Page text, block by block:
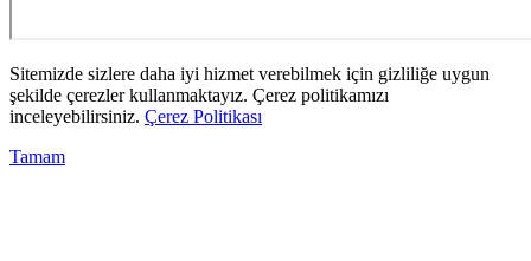
Sitemizde sizlere daha iyi hizmet verebilmek için gizliliğe uygun
şekilde çerezler kullanmaktayız. Çerez politikamızı
inceleyebilirsiniz. Çerez Politikası
Tamam